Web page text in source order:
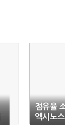
점유율
엑시노
8로 성